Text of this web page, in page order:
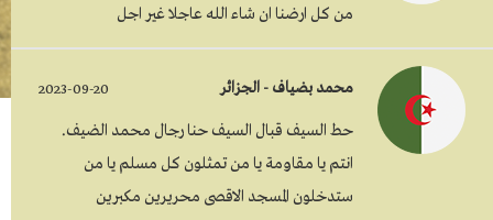
من كل ارضنا ان شاء الله عاجلا غير اجل
محمد بضياف - الجزائر 2023-09-20
حط السيف قبال السيف حنا رجال محمد الضيف.
انتم يا مقاومة يا من تمثلون كل مسلم يا من
ستدخلون المسجد الاقصى محريرين مكبرين